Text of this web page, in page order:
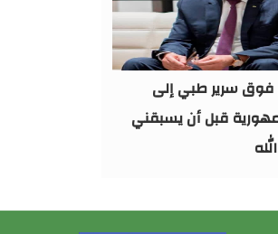
فوق سرير طبي إلى
قبل أن يسبقني